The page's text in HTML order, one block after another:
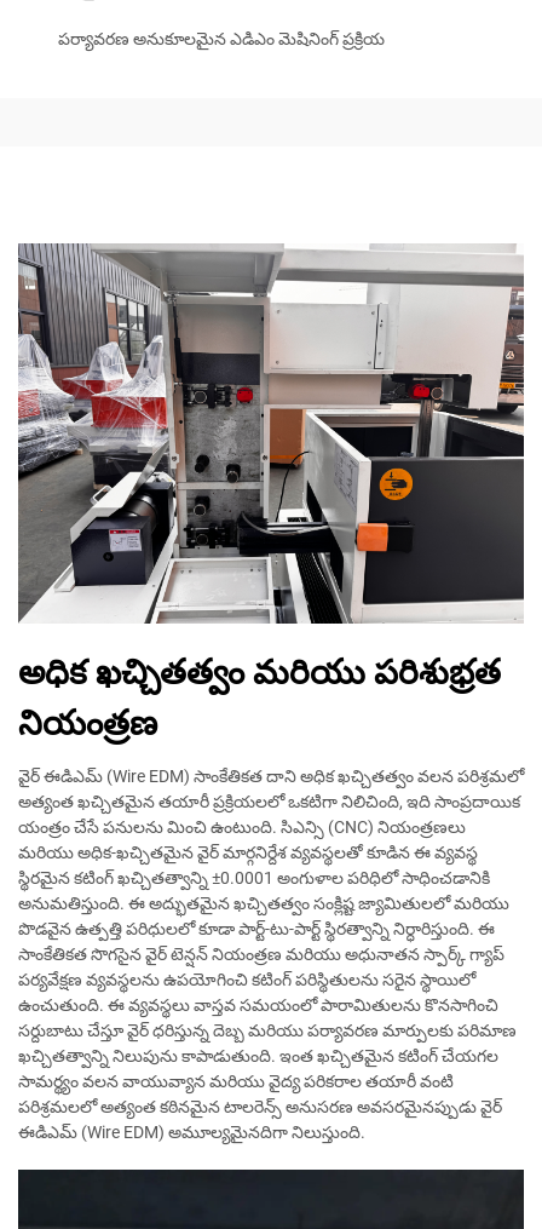
పర్యావరణ అనుకూలమైన ఎడిఎం మెషినింగ్ ప్రక్రియ
అధిక ఖచ్చితత్వం మరియు పరిశుభ్రత
నియంత్రణ
వైర్ ఈడిఎమ్ (Wire EDM) సాంకేతికత దాని అధిక ఖచ్చితత్వం వలన పరిశ్రమలో
అత్యంత ఖచ్చితమైన తయారీ ప్రక్రియలలో ఒకటిగా నిలిచింది, ఇది సాంప్రదాయిక
యంత్రం చేసే పనులను మించి ఉంటుంది. సిఎన్సి (CNC) నియంత్రణలు
మరియు అధిక-ఖచ్చితమైన వైర్ మార్గనిర్దేశ వ్యవస్థలతో కూడిన ఈ వ్యవస్థ
స్థిరమైన కటింగ్ ఖచ్చితత్వాన్ని ±0.0001 అంగుళాల పరిధిలో సాధించడానికి
అనుమతిస్తుంది. ఈ అద్భుతమైన ఖచ్చితత్వం సంక్లిష్ట జ్యామితులలో మరియు
పొడవైన ఉత్పత్తి పరిధులలో కూడా పార్ట్-టు-పార్ట్ స్థిరత్వాన్ని నిర్ధారిస్తుంది. ఈ
సాంకేతికత సొగసైన వైర్ టెన్షన్ నియంత్రణ మరియు అధునాతన స్పార్క్ గ్యాప్
పర్యవేక్షణ వ్యవస్థలను ఉపయోగించి కటింగ్ పరిస్థితులను సరైన స్థాయిలో
ఉంచుతుంది. ఈ వ్యవస్థలు వాస్తవ సమయంలో పారామితులను కొనసాగించి
సర్దుబాటు చేస్తూ వైర్ ధరిస్తున్న దెబ్బ మరియు పర్యావరణ మార్పులకు పరిమాణ
ఖచ్చితత్వాన్ని నిలుపును కాపాడుతుంది. ఇంత ఖచ్చితమైన కటింగ్ చేయగల
సామర్థ్యం వలన వాయువ్యాన మరియు వైద్య పరికరాల తయారీ వంటి
పరిశ్రమలలో అత్యంత కఠినమైన టాలరెన్స్ అనుసరణ అవసరమైనప్పుడు వైర్
ఈడిఎమ్ (Wire EDM) అమూల్యమైనదిగా నిలుస్తుంది.